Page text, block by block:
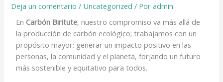
Deja un comentario / Uncategorized / Poradmin
En Carbón Biritute, nuestro compromiso va más allá de
la producción de carbón ecológico; trabajamos con un
propósito mayor: generar un impacto positivo en las
personas, la comunidad y el planeta, forjando un futuro
más sostenible y equitativo para todos.